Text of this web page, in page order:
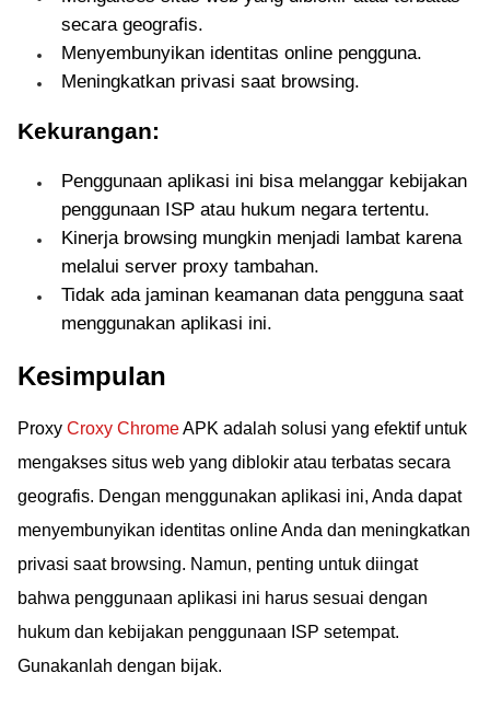
secara geografis.
Menyembunyikan identitas online pengguna.
Meningkatkan privasi saat browsing.
Kekurangan:
Penggunaan aplikasi ini bisa melanggar kebijakan
penggunaan ISP atau hukum negara tertentu.
Kinerja browsing mungkin menjadi lambat karena
melalui server proxy tambahan.
Tidak ada jaminan keamanan data pengguna saat
menggunakan aplikasi ini.
Kesimpulan
Proxy Croxy ChromeAPK adalah solusi yang efektif untuk
mengakses situs web yang diblokir atau terbatas secara
geografis. Dengan menggunakan aplikasi ini, Anda dapat
menyembunyikan identitas online Anda dan meningkatkan
privasi saat browsing. Namun, penting untuk diingat
bahwa penggunaan aplikasi ini harus sesuai dengan
hukum dan kebijakan penggunaan ISP setempat.
Gunakanlah dengan bijak.